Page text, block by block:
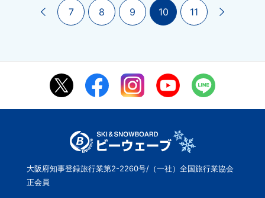
7 8 9 10 11
大阪府知事登録旅行業第2-2260号/（一社）全国旅行業協会
正会員